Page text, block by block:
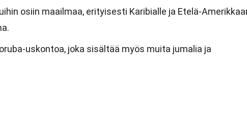
osiin maailmaa, erityisesti Karibialle ja Etelä-
uskontoa, joka sisältää myös muita jumalia ja